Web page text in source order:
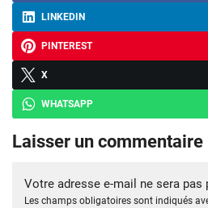
LINKEDIN
PINTEREST
X
WHATSAPP
Laisser un commentaire
Votre adresse e-mail ne sera pas
Les champs obligatoires sont indiqués